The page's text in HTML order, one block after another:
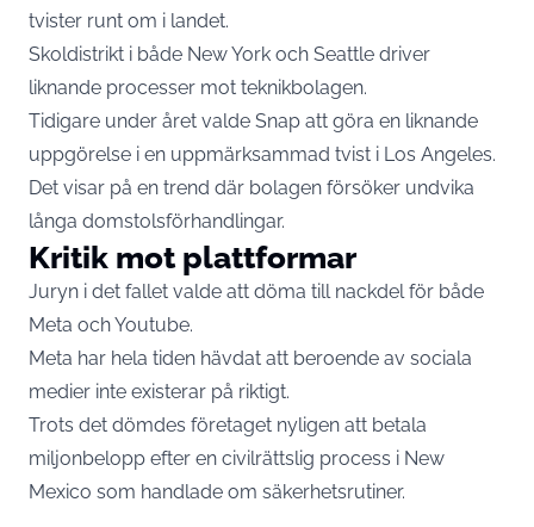
tvister runt om i landet.
Skoldistrikt i både New York och Seattle driver
liknande processer mot teknikbolagen.
Tidigare under året valde Snap att göra en liknande
uppgörelse i en uppmärksammad tvist i Los Angeles.
Det visar på en trend där bolagen försöker undvika
långa domstolsförhandlingar.
Kritik mot plattformar
Juryn i det fallet valde att döma till nackdel för både
Meta och Youtube.
Meta har hela tiden hävdat att beroende av sociala
medier inte existerar på riktigt.
Trots det dömdes företaget nyligen att betala
miljonbelopp efter en civilrättslig process i New
Mexico som handlade om säkerhetsrutiner.